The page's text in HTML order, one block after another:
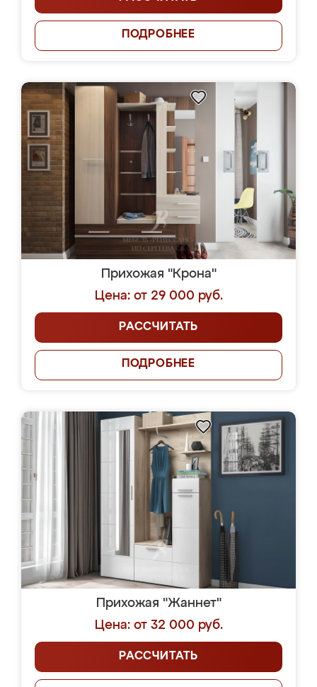
ПОДРОБНЕЕ
Прихожая "Крона"
Цена: от 29 000 руб.
РАССЧИТАТЬ
ПОДРОБНЕЕ
Прихожая "Жаннет"
Цена: от 32 000 руб.
РАССЧИТАТЬ